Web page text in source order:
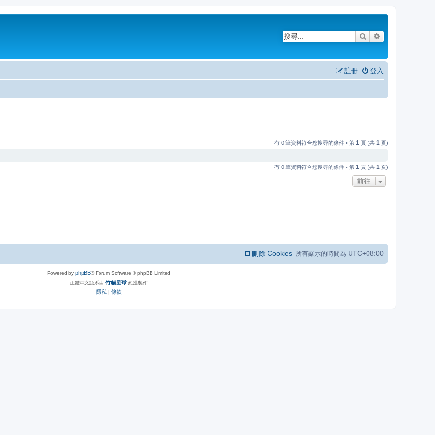
搜尋
登入
註冊
有 0 筆資料符合您搜尋的條件 • 第 1 頁 (共 1 頁)
有 0 筆資料符合您搜尋的條件 • 第 1 頁 (共 1 頁)
前往
所有顯示的時間為 UTC+08:00
刪除 Cookies
Powered by phpBB® Forum Software © phpBB Limited
正體中文語系由 竹貓星球 維護製作
隱私 | 條款